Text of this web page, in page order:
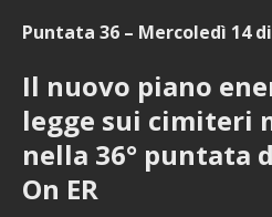
Puntata 36 – Mercoledì 14
Il nuovo piano
legge sui cimiteri
nella 36° puntata
On ER